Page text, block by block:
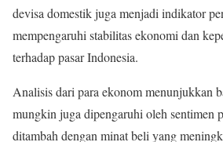
devisa domestik juga menjadi indikator
mempengaruhi stabilitas ekonomi dan
terhadap pasar Indonesia.
Analisis dari para ekonom menunjukkan
mungkin juga dipengaruhi oleh sentimen
ditambah dengan minat beli yang